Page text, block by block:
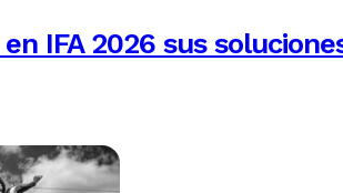
IFA 2026 sus